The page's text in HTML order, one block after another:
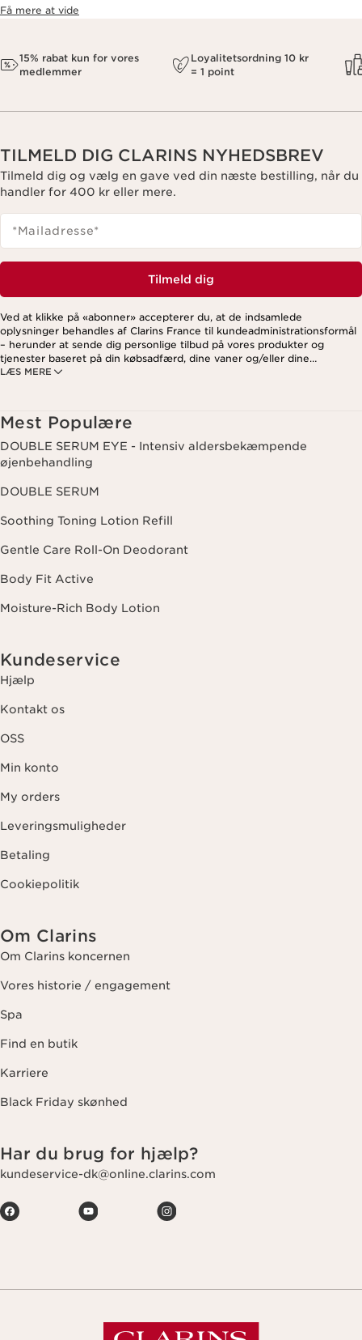
Få mere at vide
15% rabat kun for vores
medlemmer
Loyalitetsordning 10 kr
= 1 point
TILMELD DIG CLARINS NYHEDSBREV
Tilmeld dig og vælg en gave ved din næste bestilling, når du
handler for 400 kr eller mere.
*Mailadresse*
Tilmeld dig
LÆS MERE
Ved at klikke på «abonner» accepterer du, at de indsamlede
oplysninger behandles af Clarins France til kundeadministrationsformål
– herunder at sende dig personlige tilbud på vores produkter og
tjenester baseret på din købsadfærd, dine vaner og/eller dine
interesser. Dette kan også omfatte visning på sociale medier og
nyhedsbrev. For mere information om, hvordan vi håndterer dine data
og dine rettigheder, se venligst vores
Mest Populære
DOUBLE SERUM EYE - Intensiv aldersbekæmpende
øjenbehandling
DOUBLE SERUM
Soothing Toning Lotion Refill
Gentle Care Roll-On Deodorant
Body Fit Active
Moisture-Rich Body Lotion
Kundeservice
Hjælp
Kontakt os
OSS
Min konto
My orders
Leveringsmuligheder
Betaling
Cookiepolitik
Om Clarins
Om Clarins koncernen
Vores historie / engagement
Spa
Find en butik
Karriere
Black Friday skønhed
Har du brug for hjælp?
kundeservice-dk@online.clarins.com